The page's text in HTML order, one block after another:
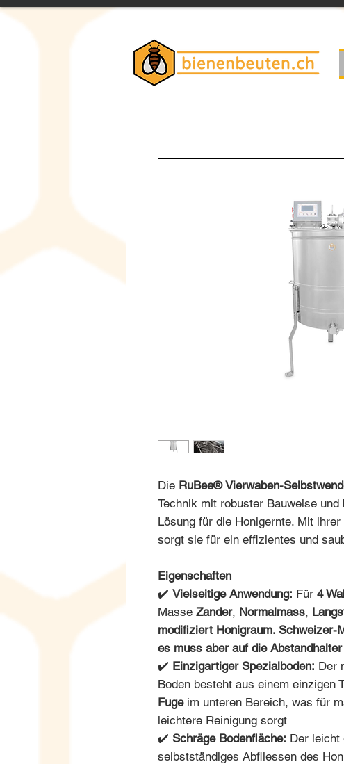
Die RuBee® Vierwaben-
Technik mit robuster Bauweise
Lösung für die Honigernte. Mit
sorgt sie für ein effizientes und
Eigenschaften
✔️ Vielseitige Anwendung: Für 4
Masse Zander, Normalmass,
modifiziert Honigraum. Schweizer-
es muss aber auf die
✔️ Einzigartiger Spezialboden: Der
Boden besteht aus einem einzigen
Fugeim unteren Bereich, was für
leichtere Reinigung sorgt
✔️ Schräge Bodenfläche: Der leicht
selbstständiges Abfliessen des